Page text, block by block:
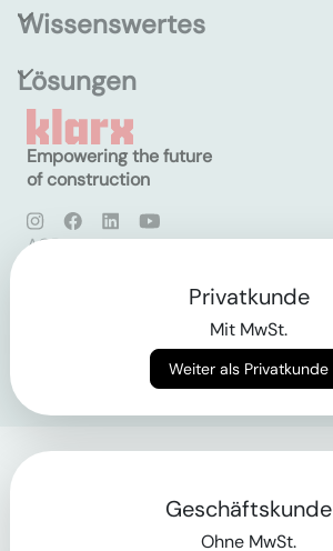
Wissenswertes
Lösungen
Empowering the future
of construction
AGB
Privatkunde
Mit MwSt.
Weiter als Privatkunde
Geschäftskunde
Ohne MwSt.